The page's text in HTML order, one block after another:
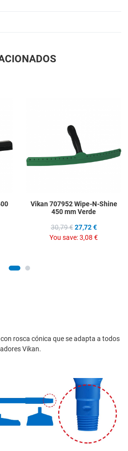
Vikan 707952 Wipe-N-Shine
450 mm Verde
30,79 € 27,72 €
You save:3,08 €
rosca cónica que se adapta a todos
Vikan.